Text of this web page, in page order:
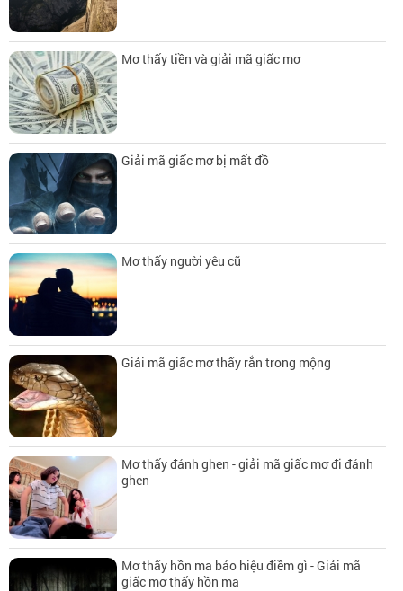
Mơ thấy tiền và giải mã giấc mơ
Giải mã giấc mơ bị mất đồ
Mơ thấy người yêu cũ
Giải mã giấc mơ thấy rắn trong mộng
Mơ thấy đánh ghen - giải mã giấc mơ đi đánh
ghen
Mơ thấy hồn ma báo hiệu điềm gì - Giải mã
giấc mơ thấy hồn ma